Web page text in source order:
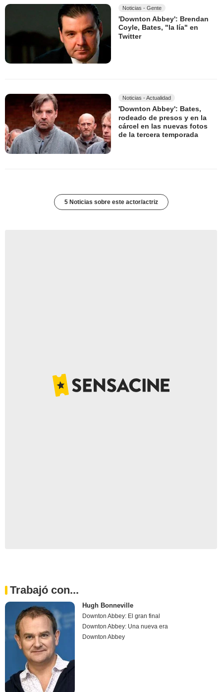
Noticias - Gente
'Downton Abbey': Brendan
Coyle, Bates, "la lía" en
Twitter
Noticias - Actualidad
'Downton Abbey': Bates,
rodeado de presos y en la
cárcel en las nuevas fotos
de la tercera temporada
5 Noticias sobre este actor/actriz
Trabajó con...
Hugh Bonneville
Downton Abbey: El gran final
Downton Abbey: Una nueva era
Downton Abbey